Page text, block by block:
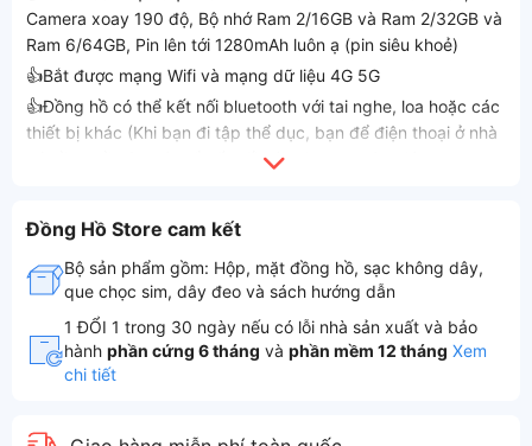
Camera xoay 190 độ, Bộ nhớ Ram 2/16GB và Ram 2/32GB và
Ram 6/64GB, Pin lên tới 1280mAh luôn ạ (pin siêu khoẻ)
👍Bắt được mạng Wifi và mạng dữ liệu 4G 5G
👍Đồng hồ có thể kết nối bluetooth với tai nghe, loa hoặc các
thiết bị khác (Khi bạn đi tập thể dục, bạn để điện thoại ở nhà
thì đồng hồ này có thể kết nối với tai nghe luôn giúp bạn
vẫn sẽ nghe gọi bình thường ạ)
👍Chơi game ngay trên đồng hồ, tải được tất cả các game về
đồng hồ luôn (bạn muốn tải game nào cũng được)
👍Tải được tất cả các app về đồng hồ
👍Lướt được Zalo, Facebook, Messenger, Tiktok, Xem
Youtobe,… ngay trên đồng hồ luôn
Facebook, Messenger, Tiktok,…
Đồng Hồ Store cam kết
Bộ sản phẩm gồm: Hộp, mặt đồng hồ, sạc không dây,
que chọc sim, dây đeo và sách hướng dẫn
1 ĐỔI 1 trong 30 ngày nếu có lỗi nhà sản xuất và bảo
hành phần cứng 6 tháng và phần mềm 12 tháng Xem
chi tiết